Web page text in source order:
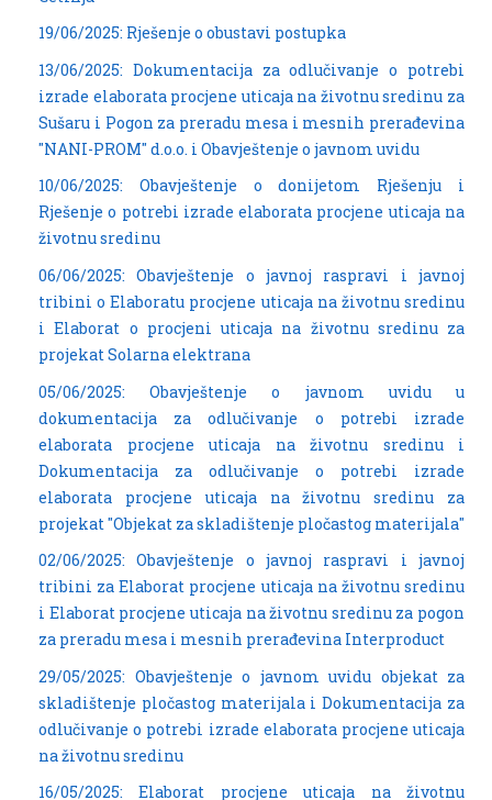
19/06/2025: Rješenje o obustavi postupka
13/06/2025: Dokumentacija za odlučivanje o potrebi
izrade elaborata procjene uticaja na životnu sredinu za
Sušaru i Pogon za preradu mesa i mesnih prerađevina
"NANI-PROM" d.o.o. i Obavještenje o javnom uvidu
10/06/2025: Obavještenje o donijetom Rješenju i
Rješenje o potrebi izrade elaborata procjene uticaja na
životnu sredinu
06/06/2025: Obavještenje o javnoj raspravi i javnoj
tribini o Elaboratu procjene uticaja na životnu sredinu
i Elaborat o procjeni uticaja na životnu sredinu za
projekat Solarna elektrana
05/06/2025: Obavještenje o javnom uvidu u
dokumentacija za odlučivanje o potrebi izrade
elaborata procjene uticaja na životnu sredinu i
Dokumentacija za odlučivanje o potrebi izrade
elaborata procjene uticaja na životnu sredinu za
projekat "Objekat za skladištenje pločastog materijala"
02/06/2025: Obavještenje o javnoj raspravi i javnoj
tribini za Elaborat procjene uticaja na životnu sredinu
i Elaborat procjene uticaja na životnu sredinu za pogon
za preradu mesa i mesnih prerađevina Interproduct
29/05/2025: Obavještenje o javnom uvidu objekat za
skladištenje pločastog materijala i Dokumentacija za
odlučivanje o potrebi izrade elaborata procjene uticaja
na životnu sredinu
16/05/2025: Elaborat procjene uticaja na životnu